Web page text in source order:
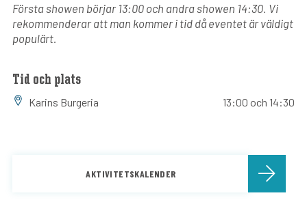
Första showen börjar 13:00 och andra showen 14:30. Vi
rekommenderar att man kommer i tid då eventet är väldigt
populärt.
Tid och plats
Karins Burgeria 13:00 och 14:30
AKTIVITETSKALENDER